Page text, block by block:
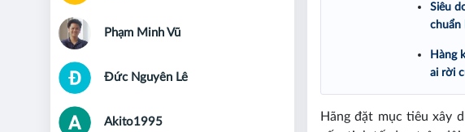
Siêu
chuẩn
Hàng
ai rời
Hãng đặt mục tiêu xây
Phạm Minh Vũ
Đức Nguyên Lê
Akito1995